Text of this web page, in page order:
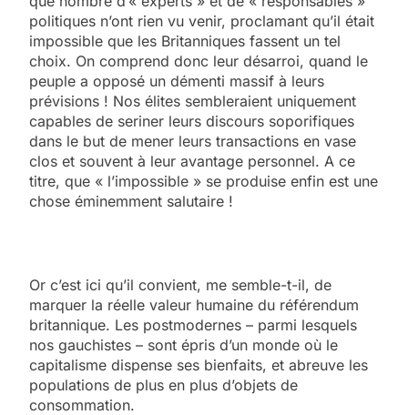
politiques n’ont rien vu venir, proclamant qu’il était
impossible que les Britanniques fassent un tel
choix. On comprend donc leur désarroi, quand le
peuple a opposé un démenti massif à leurs
prévisions ! Nos élites sembleraient uniquement
capables de seriner leurs discours soporifiques
dans le but de mener leurs transactions en vase
clos et souvent à leur avantage personnel. A ce
titre, que « l’impossible » se produise enfin est une
chose éminemment salutaire !
Or c’est ici qu’il convient, me semble-t-il, de
marquer la réelle valeur humaine du référendum
britannique. Les postmodernes – parmi lesquels
nos gauchistes – sont épris d’un monde où le
capitalisme dispense ses bienfaits, et abreuve les
populations de plus en plus d’objets de
consommation.